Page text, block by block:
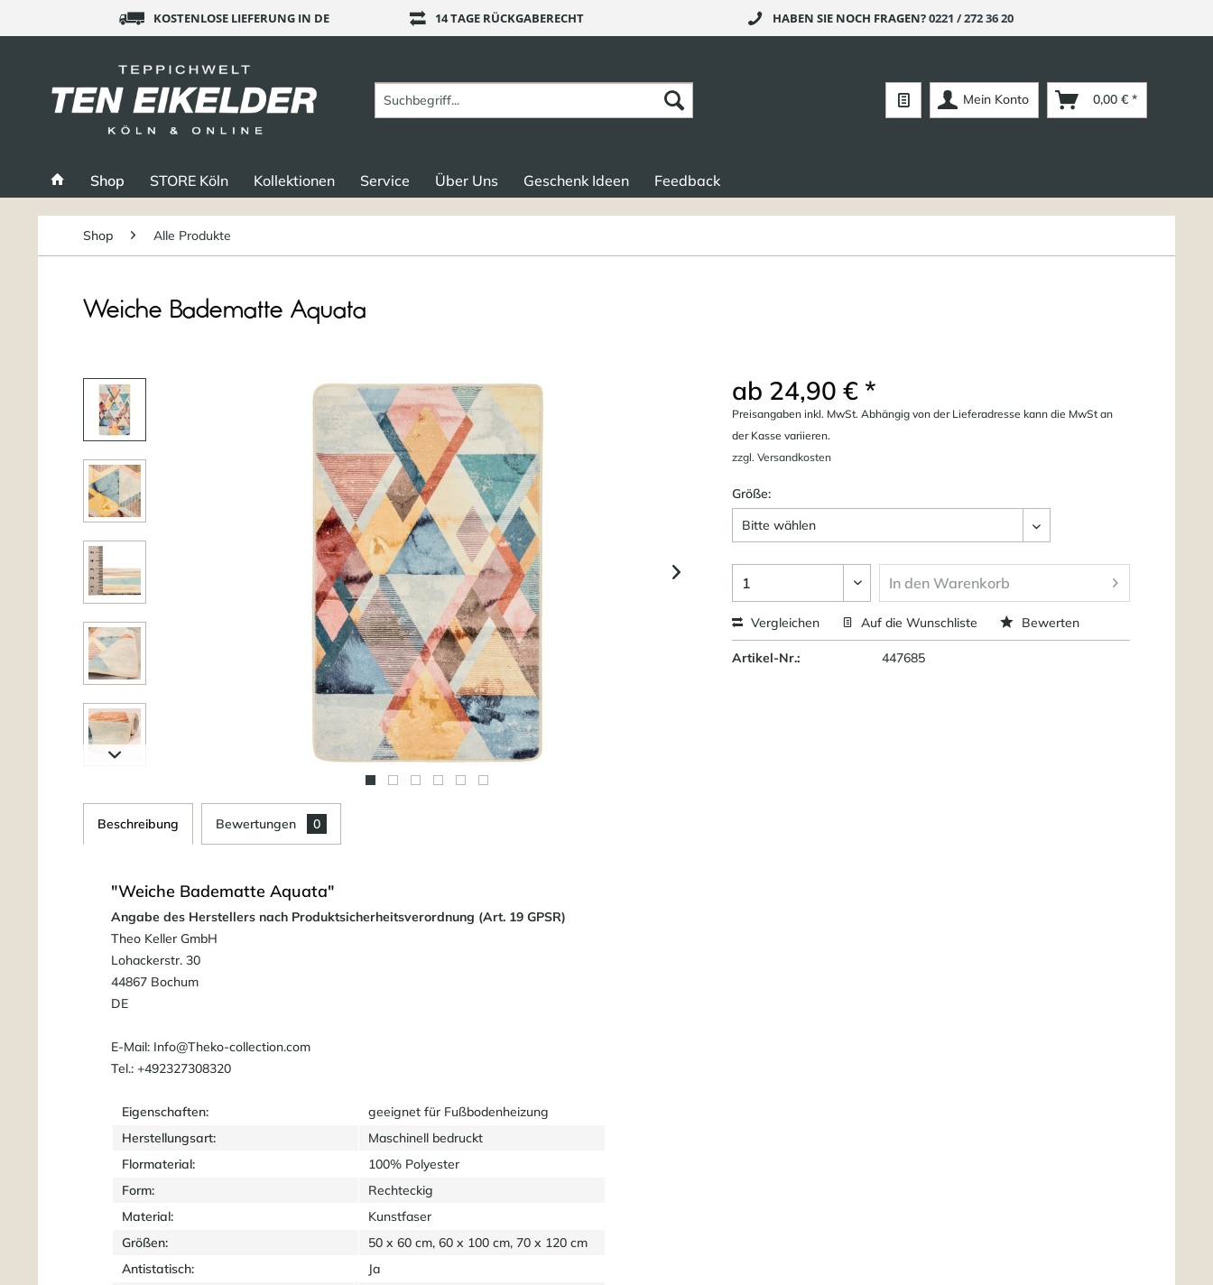
KOSTENLOSE LIEFERUNG IN DE 14 TAGE RÜCKGABERECHT HABEN SIE NOCH FRAGEN?0221 / 272 36 20
Mein Konto 0,00 € *
Shop STORE Köln Kollektionen Service Über Uns Geschenk Ideen Feedback
Shop Alle Produkte
Weiche Badematte Aquata
ab 24,90 € *
Preisangaben inkl. MwSt. Abhängig von der Lieferadresse kann die MwSt an
der Kasse variieren.
zzgl. Versandkosten
Größe:
In den Warenkorb
Vergleichen Auf die Wunschliste Bewerten
Artikel-Nr.: 447685
Beschreibung Bewertungen 0
"Weiche Badematte Aquata"
Angabe des Herstellers nach Produktsicherheitsverordnung (Art. 19 GPSR)
Theo Keller GmbH
Lohackerstr. 30
44867 Bochum
DE
E-Mail: Info@Theko-collection.com
Tel.: +492327308320
Eigenschaften:
geeignet für Fußbodenheizung
Herstellungsart:
Maschinell bedruckt
Flormaterial:
100% Polyester
Form:
Rechteckig
Material:
Kunstfaser
Größen:
50 x 60 cm, 60 x 100 cm, 70 x 120 cm
Antistatisch:
Ja